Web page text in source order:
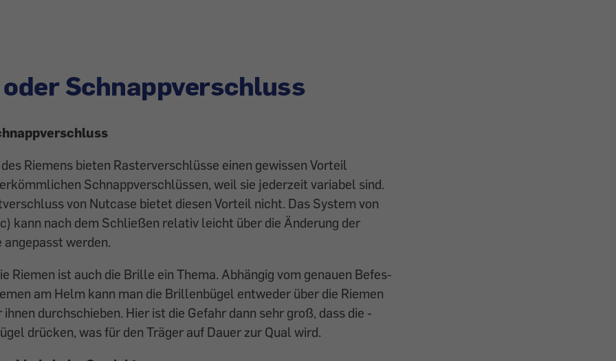
Schnappverschluss
Riemens bieten Rasterverschlüsse einen gewissen Vorteil
Schnappverschlüssen, weil sie jederzeit variabel sind.
von Nutcase bietet diesen Vorteil nicht. Das System von
kann nach dem Schließen relativ leicht über die Änderung der
werden.
Riemen ist auch die Brille ein Thema. Abhängig vom genauen Befes­
am Helm kann man die Brillenbügel entweder über die Riemen
durchschieben. Hier ist die Gefahr dann sehr groß, dass die
drücken, was für den Träger auf ­Dauer zur Qual wird.